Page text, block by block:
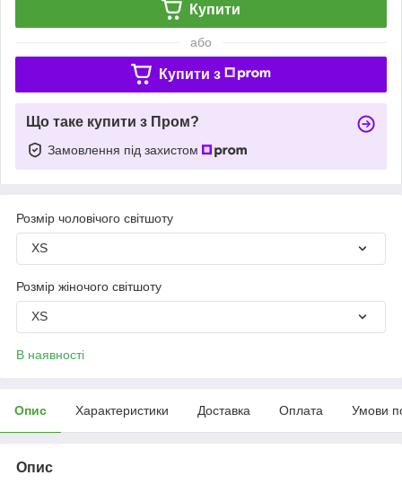
Купити
або
Купити з
Що таке купити з Пром?
Замовлення під захистом
Розмір чоловічого світшоту
XS
Розмір жіночого світшоту
XS
В наявності
Опис Характеристики Доставка Оплата Умови
Опис